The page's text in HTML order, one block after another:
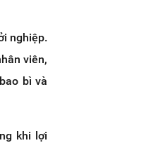
nghiệp.
viên,
bì và
khi lợi